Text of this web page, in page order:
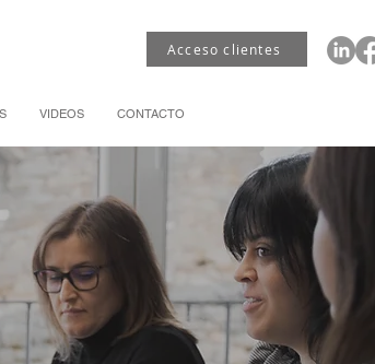
Acceso clientes
VIDEOS CONTACTO